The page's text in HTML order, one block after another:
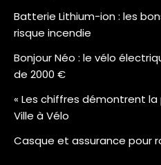
Batterie Lithium-ion : les
risque incendie
Bonjour Néo : le vélo
de 2000 €
« Les chiffres démontrent la
Ville à Vélo
Casque et assurance pour